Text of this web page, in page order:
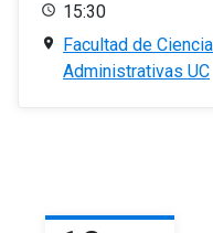
15:30
Facultad de
Administrativas UC